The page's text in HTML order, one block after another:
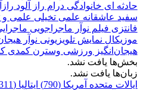
حادثه ای خانوادگی درام راز آلود
سفید عاشقانه علمی تخیلی علمی و
فانتزی فیلم نوآر ماجراجویی
موزیکال نمایش تلویزیونی نوآر
هیجان‌انگیز ورزشی وسترن کمدی
بخش‌ها یافت نشد.
زبان‌ها یافت نشد.
ایالات متحده آمریکا (790)
ایتالیا (311)